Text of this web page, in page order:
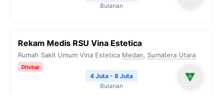
Bulanan
Rekam Medis RSU Vina Estetica
Rumah Sakit Umum Vina Estetica Medan, Sumatera Utara
Ditutup
4 Juta - 8 Juta
Bulanan